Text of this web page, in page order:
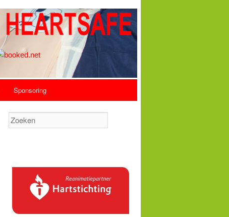
Sponsoring
Zoeken